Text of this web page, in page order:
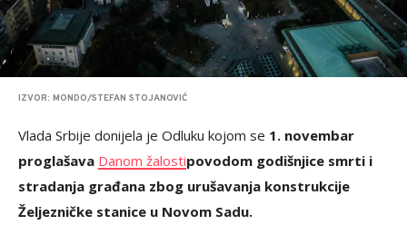
IZVOR: MONDO/STEFAN STOJANOVIĆ
Vlada Srbije donijela je Odluku kojom se 1. novembar
proglašava Danom žalostipovodom godišnjice smrti i
stradanja građana zbog urušavanja konstrukcije
Željezničke stanice u Novom Sadu.